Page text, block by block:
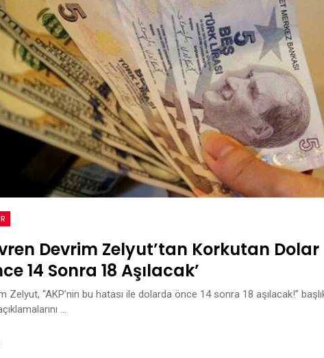
Devrim Zelyut’tan Korkutan Dolar
14 Sonra 18 Aşılacak’
Zelyut, “AKP’nin bu hatası ile dolarda önce 14 sonra 18 aşılacak!”
…